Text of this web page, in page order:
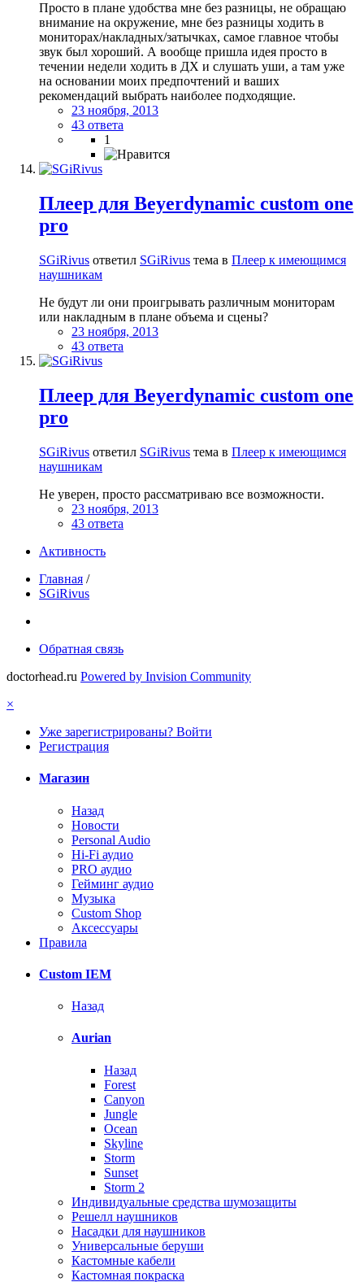
Просто в плане удобства мне без разницы, не обращаю
внимание на окружение, мне без разницы ходить в
мониторах/накладных/затычках, самое главное чтобы
звук был хороший. А вообще пришла идея просто в
течении недели ходить в ДХ и слушать уши, а там уже
на основании моих предпочтений и ваших
рекомендаций выбрать наиболее подходящие.
23 ноября, 2013
43 ответа
1
Плеер для Beyerdynamic custom one
pro
SGiRivus ответил SGiRivus тема в Плеер к имеющимся
наушникам
Не будут ли они проигрывать различным мониторам
или накладным в плане объема и сцены?
23 ноября, 2013
43 ответа
Плеер для Beyerdynamic custom one
pro
SGiRivus ответил SGiRivus тема в Плеер к имеющимся
наушникам
Не уверен, просто рассматриваю все возможности.
23 ноября, 2013
43 ответа
Активность
Главная /
SGiRivus
Обратная связь
doctorhead.ru Powered by Invision Community
×
Уже зарегистрированы? Войти
Регистрация
Магазин
Назад
Новости
Personal Audio
Hi-Fi аудио
PRO аудио
Гейминг аудио
Музыка
Custom Shop
Аксессуары
Правила
Custom IEM
Назад
Aurian
Назад
Forest
Canyon
Jungle
Ocean
Skyline
Storm
Sunset
Storm 2
Индивидуальные средства шумозащиты
Решелл наушников
Насадки для наушников
Универсальные беруши
Кастомные кабели
Кастомная покраска